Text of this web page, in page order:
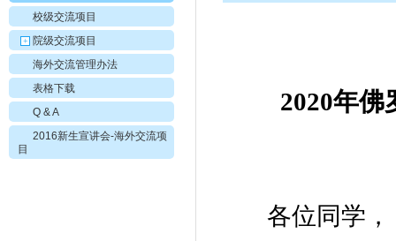
校级交流项目
+
院级交流项目
海外交流管理办法
表格下载
Q & A
2016新生宣讲会-海外交流项
目
2020年佛
各位同学，